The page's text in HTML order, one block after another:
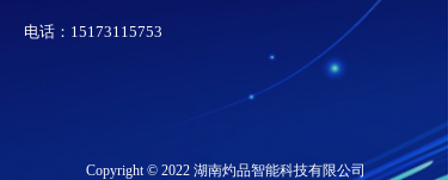
电话：15173115753
Copyright © 2022 湖南灼品智能科技有限公司